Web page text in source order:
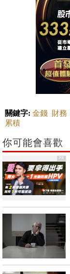
關鍵字: 金錢 財務
累積
你可能會喜歡
PR